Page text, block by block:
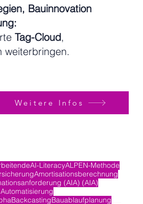
Bauinnovation
Tag-Cloud,
weiterbringen.
Weitere Infos
AI-LiteracyALPEN-Methode
Amortisationsberechnung
(AIA) (AIA)
Automatisierung
BackcastingBauablaufplanung